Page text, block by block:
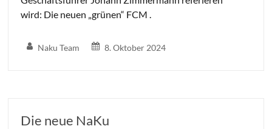
wird: Die neuen „grünen“ FCM .
Naku Team 8. Oktober 2024
Die neue NaKu